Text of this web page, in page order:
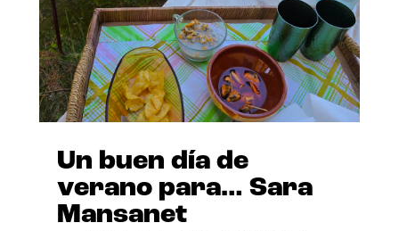
Un buen día de
verano para… Sara
Mansanet